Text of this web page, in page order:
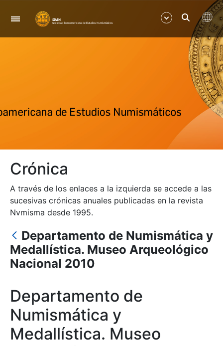
Navegación
Mostrar/Ocultar
Mostrar/Ocultar
Mostrar/Ocultar
Crónica
A través de los enlaces a la izquierda se accede a las
sucesivas crónicas anuales publicadas en la revista
Nvmisma desde 1995.
Departamento de Numismática y
Medallística. Museo Arqueológico
Nacional 2010
Departamento de
Numismática y
Medallística. Museo